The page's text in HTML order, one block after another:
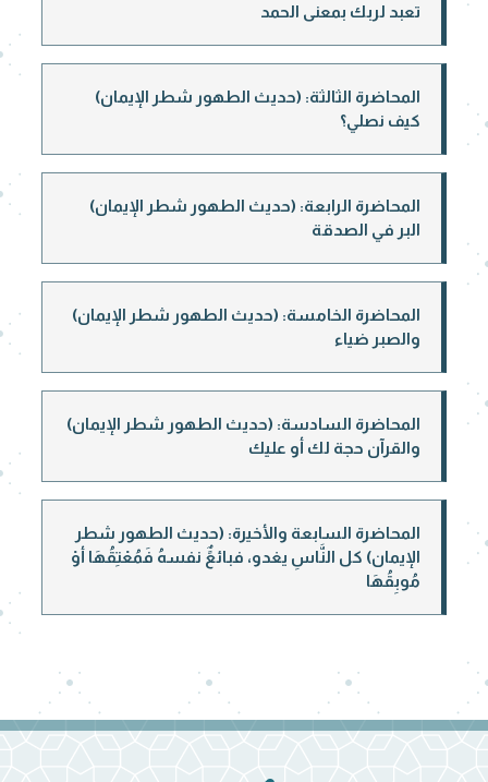
تعبد لربك بمعنى الحمد
المحاضرة الثالثة: (حديث الطهور شطر الإيمان)
كيف نصلي؟
المحاضرة الرابعة: (حديث الطهور شطر الإيمان)
البر في الصدقة
المحاضرة الخامسة: (حديث الطهور شطر الإيمان)
والصبر ضياء
المحاضرة السادسة: (حديث الطهور شطر الإيمان)
والقرآن حجة لك أو عليك
المحاضرة السابعة والأخيرة: (حديث الطهور شطر
الإيمان) كل النَّاسِ يغدو، فبائعًٌ نفسهُ فَمُعْتِقُهَا أوْ
مُوبِقُهَا